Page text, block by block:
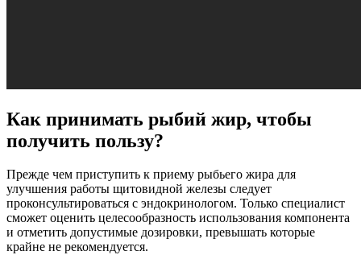
Как принимать рыбий жир, чтобы
получить пользу?
Прежде чем приступить к приему рыбьего жира для
улучшения работы щитовидной железы следует
проконсультироваться с эндокринологом. Только специалист
сможет оценить целесообразность использования компонента
и отметить допустимые дозировки, превышать которые
крайне не рекомендуется.